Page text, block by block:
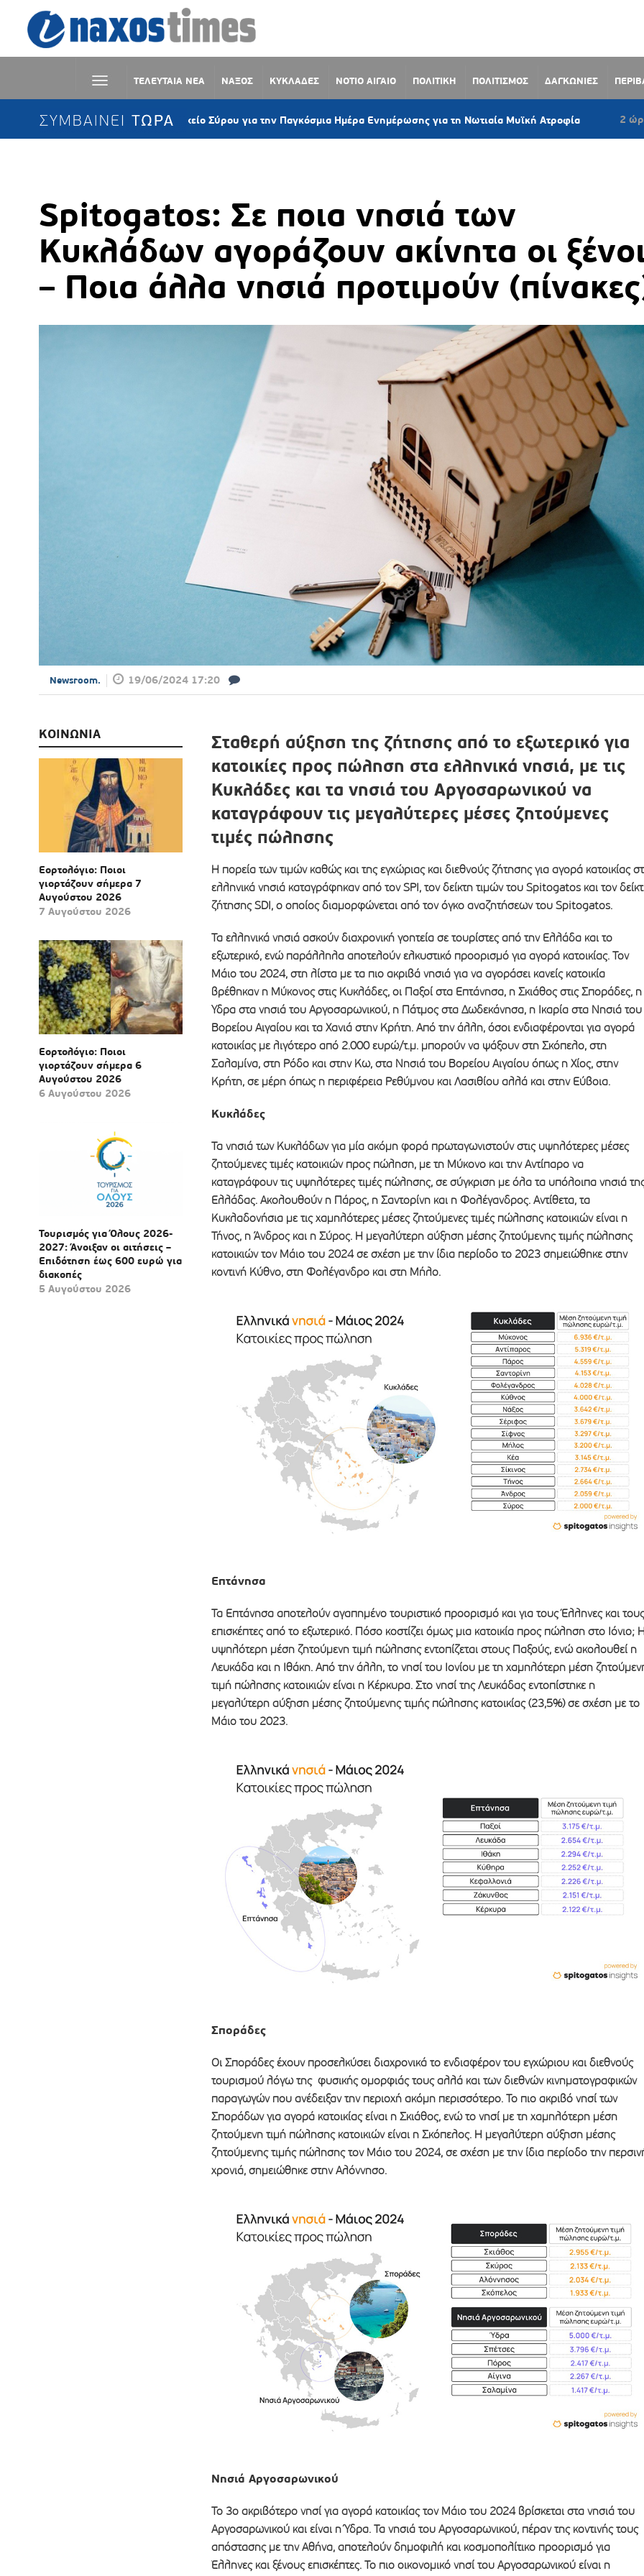
ΤΕΛΕΥΤΑΙΑ ΝΕΑ ΝΑΞΟΣ ΚΥΚΛΑΔΕΣ ΝΟΤΙΟ ΑΙΓΑΙΟ ΠΟΛΙΤΙΚΗ ΠΟΛΙΤΙΣΜΟΣ ΔΑΓΚΩΝΙΕΣ
ΣΥΜΒΑΙΝΕΙ ΤΩΡΑ
Στα «μοβ» το Δημαρχείο Σύρου για την Παγκόσμια Ημέρα Ενημέρωσης για τη Νωτιαία Μυϊκή Ατροφία 2 ώρες πριν
Spitogatos: Σε ποια νησιά των
Κυκλάδων αγοράζουν ακίνητα οι
– Ποια άλλα νησιά προτιμούν
Newsroom. 19/06/2024 17:20
ΚΟΙΝΩΝΙΑ
Εορτολόγιο: Ποιοι
γιορτάζουν σήμερα 7
Αυγούστου 2026
7 Αυγούστου 2026
Εορτολόγιο: Ποιοι
γιορτάζουν σήμερα 6
Αυγούστου 2026
6 Αυγούστου 2026
Τουρισμός για Όλους 2026-
2027: Άνοιξαν οι αιτήσεις –
Επιδότηση έως 600 ευρώ για
διακοπές
5 Αυγούστου 2026
Σταθερή αύξηση της ζήτησης από το εξωτερικό για
κατοικίες προς πώληση στα ελληνικά νησιά, με τις
Κυκλάδες και τα νησιά του Αργοσαρωνικού να
καταγράφουν τις μεγαλύτερες μέσες ζητούμενες
τιμές πώλησης
Η πορεία των τιμών καθώς και της εγχώριας και διεθνούς ζήτησης για αγορά κατοικίας
ελληνικά νησιά καταγράφηκαν από τον SPI, τον δείκτη τιμών του Spitogatos και τον
ζήτησης SDI, ο οποίος διαμορφώνεται από τον όγκο αναζητήσεων του Spitogatos.
Τα ελληνικά νησιά ασκούν διαχρονική γοητεία σε τουρίστες από την Ελλάδα και το
εξωτερικό, ενώ παράλληλα αποτελούν ελκυστικό προορισμό για αγορά κατοικίας. Τον
Μάιο του 2024, στη λίστα με τα πιο ακριβά νησιά για να αγοράσει κανείς κατοικία
βρέθηκαν η Μύκονος στις Κυκλάδες, οι Παξοί στα Επτάνησα, η Σκιάθος στις Σποράδες, η
Ύδρα στα νησιά του Αργοσαρωνικού, η Πάτμος στα Δωδεκάνησα, η Ικαρία στα Νησιά του
Βορείου Αιγαίου και τα Χανιά στην Κρήτη. Από την άλλη, όσοι ενδιαφέρονται για αγορά
κατοικίας με λιγότερο από 2.000 ευρώ/τ.μ. μπορούν να ψάξουν στη Σκόπελο, στη
Σαλαμίνα, στη Ρόδο και στην Κω, στα Νησιά του Βορείου Αιγαίου όπως η Χίος, στην
Κρήτη, σε μέρη όπως η περιφέρεια Ρεθύμνου και Λασιθίου αλλά και στην Εύβοια.
Κυκλάδες
Τα νησιά των Κυκλάδων για μία ακόμη φορά πρωταγωνιστούν στις υψηλότερες μέσες
ζητούμενες τιμές κατοικιών προς πώληση, με τη Μύκονο και την Αντίπαρο να
καταγράφουν τις υψηλότερες τιμές πώλησης, σε σύγκριση με όλα τα υπόλοιπα νησιά
Ελλάδας. Ακολουθούν η Πάρος, η Σαντορίνη και η Φολέγανδρος. Αντίθετα, τα
Κυκλαδονήσια με τις χαμηλότερες μέσες ζητούμενες τιμές πώλησης κατοικιών είναι η
Τήνος, η Άνδρος και η Σύρος. Η μεγαλύτερη αύξηση μέσης ζητούμενης τιμής πώλησης
κατοικιών τον Μάιο του 2024 σε σχέση με την ίδια περίοδο το 2023 σημειώθηκε στην
κοντινή Κύθνο, στη Φολέγανδρο και στη Μήλο.
Επτάνησα
Τα Επτάνησα αποτελούν αγαπημένο τουριστικό προορισμό και για τους Έλληνες και τους
επισκέπτες από το εξωτερικό. Πόσο κοστίζει όμως μια κατοικία προς πώληση στο Ιόνιο;
υψηλότερη μέση ζητούμενη τιμή πώλησης εντοπίζεται στους Παξούς, ενώ ακολουθεί η
Λευκάδα και η Ιθάκη. Από την άλλη, το νησί του Ιονίου με τη χαμηλότερη μέση
τιμή πώλησης κατοικιών είναι η Κέρκυρα. Στο νησί της Λευκάδας εντοπίστηκε η
μεγαλύτερη αύξηση μέσης ζητούμενης τιμής πώλησης κατοικίας (23,5%) σε σχέση με το
Μάιο του 2023.
Σποράδες
Οι Σποράδες έχουν προσελκύσει διαχρονικά το ενδιαφέρον του εγχώριου και διεθνούς
τουρισμού λόγω της φυσικής ομορφιάς τους αλλά και των διεθνών κινηματογραφικών
παραγωγών που ανέδειξαν την περιοχή ακόμη περισσότερο. Το πιο ακριβό νησί των
Σποράδων για αγορά κατοικίας είναι η Σκιάθος, ενώ το νησί με τη χαμηλότερη μέση
ζητούμενη τιμή πώλησης κατοικιών είναι η Σκόπελος. Η μεγαλύτερη αύξηση μέσης
ζητούμενης τιμής πώλησης τον Μάιο του 2024, σε σχέση με την ίδια περίοδο την
χρονιά, σημειώθηκε στην Αλόννησο.
Νησιά Αργοσαρωνικού
Το 3ο ακριβότερο νησί για αγορά κατοικίας τον Μάιο του 2024 βρίσκεται στα νησιά του
Αργοσαρωνικού και είναι η Ύδρα. Τα νησιά του Αργοσαρωνικού, πέραν της κοντινής τους
απόστασης με την Αθήνα, αποτελούν δημοφιλή και κοσμοπολίτικο προορισμό για
Έλληνες και ξένους επισκέπτες. Το πιο οικονομικό νησί του Αργοσαρωνικού είναι η